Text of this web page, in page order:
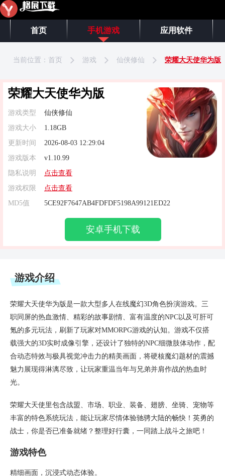
首页 手机游戏 应用软件
当前位置： 首页 游戏 仙侠修仙 荣耀大天使华为版
荣耀大天使华为版
游戏类型
仙侠修仙
游戏大小
1.18GB
更新时间
2026-08-03 12:29:04
游戏版本
v1.10.99
隐私说明
点击查看
游戏权限
点击查看
MD5值
5CE92F7647AB4FDFDF5198A99121ED22
安卓手机下载
游戏介绍
荣耀大天使华为版是一款大型多人在线魔幻3D角色扮演游戏。三
职同屏的热血激情、精彩的故事剧情、富有温度的NPC以及可肝可
氪的多元玩法，刷新了玩家对MMORPG游戏的认知。游戏不仅搭
载强大的3D实时成像引擎，还设计了独特的NPC细微肢体动作，配
合动态特效与极具视觉冲击力的精美画面，将硬核魔幻题材的震撼
魅力展现得淋漓尽致，让玩家重温当年与兄弟并肩作战的热血时
光。
荣耀大天使里包含战盟、市场、职业、装备、翅膀、坐骑、宠物等
丰富的特色系统玩法，能让玩家尽情体验驰骋大陆的畅快！英勇的
战士，你是否已准备就绪？整理好行囊，一同踏上战斗之旅吧！
游戏特色
精细画面，沉浸式动态体验。